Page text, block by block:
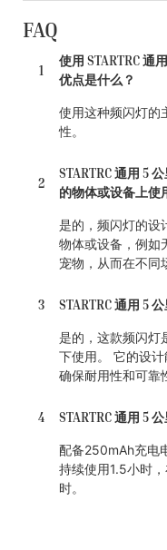
FAQ
1
使用 STARTRC 通
优点是什么？
使用这种频闪灯的
性。
2
STARTRC 通用 5
的物体或设备上使
是的，频闪灯的设
物体或设备，例如
宠物，从而在不同
3 STARTRC 通用 5
是的，这款频闪灯
下使用。 它的设
确保耐用性和可靠
4 STARTRC 通用 5
配备250mAh充电
持续使用1.5小时
时。